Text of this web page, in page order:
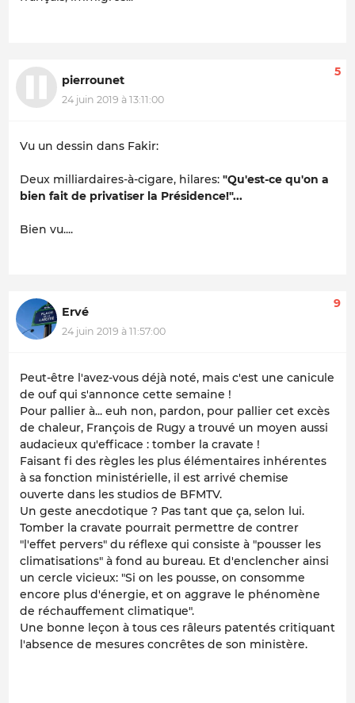
pierrounet
24 juin 2019 à 13:11:00
5
Vu un dessin dans Fakir:
Deux milliardaires-à-cigare, hilares: "Qu'est-ce qu'on a
bien fait de privatiser la Présidence!"...
Bien vu....
Ervé
24 juin 2019 à 11:57:00
9
Peut-être l'avez-vous déjà noté, mais c'est une canicule
de ouf qui s'annonce cette semaine !
Pour pallier à... euh non, pardon, pour pallier cet excès
de chaleur, François de Rugy a trouvé un moyen aussi
audacieux qu'efficace : tomber la cravate !
Faisant fi des règles les plus élémentaires inhérentes
à sa fonction ministérielle, il est arrivé chemise
ouverte dans les studios de BFMTV.
Un geste anecdotique ? Pas tant que ça, selon lui.
Tomber la cravate pourrait permettre de contrer
"l'effet pervers" du réflexe qui consiste à "pousser les
climatisations" à fond au bureau. Et d'enclencher ainsi
un cercle vicieux: "Si on les pousse, on consomme
encore plus d'énergie, et on aggrave le phénomène
de réchauffement climatique".
Une bonne leçon à tous ces râleurs patentés critiquant
l'absence de mesures concrêtes de son ministère.